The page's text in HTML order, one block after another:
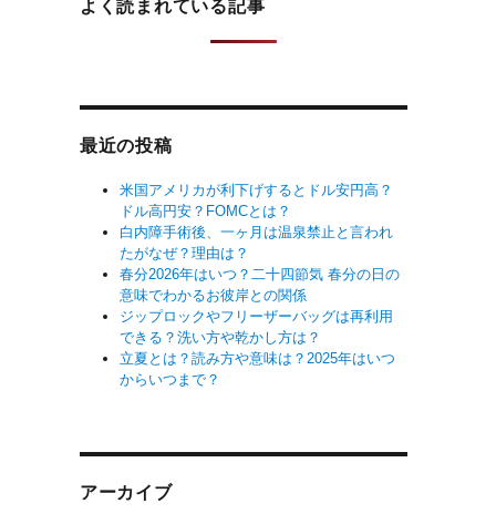
最近の投稿
米国アメリカが利下げするとドル安円高？
ドル高円安？FOMCとは？
白内障手術後、一ヶ月は温泉禁止と言われ
たがなぜ？理由は？
春分2026年はいつ？二十四節気 春分の日の
意味でわかるお彼岸との関係
ジップロックやフリーザーバッグは再利用
できる？洗い方や乾かし方は？
立夏とは？読み方や意味は？2025年はいつ
からいつまで？
アーカイブ